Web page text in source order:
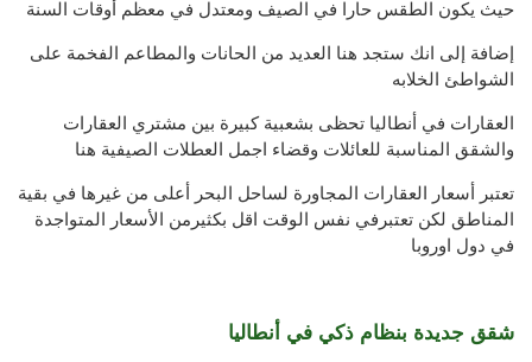
حيث يكون الطقس حارا في الصيف ومعتدل في معظم أوقات السنة
إضافة إلى انك ستجد هنا العديد من الحانات والمطاعم الفخمة على
الشواطئ الخلابه
العقارات في أنطاليا تحظى بشعبية كبيرة بين مشتري العقارات
والشقق المناسبة للعائلات وقضاء اجمل العطلات الصيفية هنا
تعتبر أسعار العقارات المجاورة لساحل البحر أعلى من غيرها في بقية
المناطق لكن تعتبرفي نفس الوقت اقل بكثيرمن الأسعار المتواجدة
في دول اوروبا
شقق جديدة بنظام ذكي في أنطاليا